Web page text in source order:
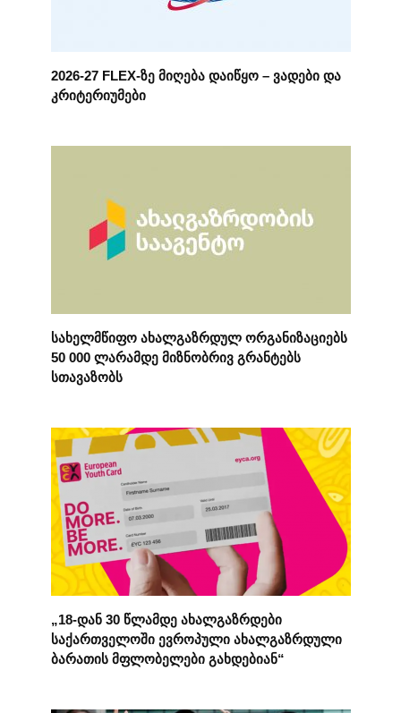
2026-27 FLEX-ზე მიღება დაიწყო – ვადები და
კრიტერიუმები
სახელმწიფო ახალგაზრდულ ორგანიზაციებს
50 000 ლარამდე მიზნობრივ გრანტებს
სთავაზობს
„18-დან 30 წლამდე ახალგაზრდები
საქართველოში ევროპული ახალგაზრდული
ბარათის მფლობელები გახდებიან“